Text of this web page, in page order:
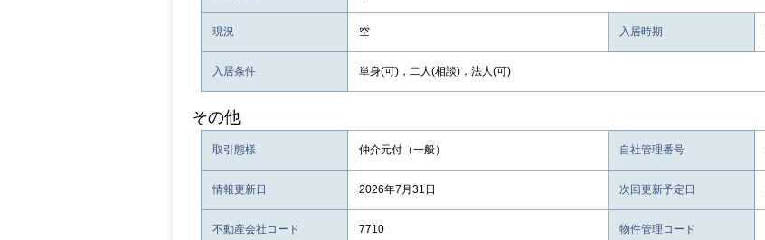
現況 空 入居時期
入居条件 単身(可)，二人(相談)，法人(可)
その他
取引態様 仲介元付（一般） 自社管理番号
情報更新日 2026年7月31日 次回更新予定日
不動産会社コード 7710 物件管理コード